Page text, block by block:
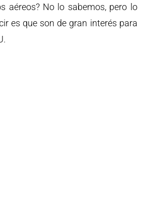
aéreos? No lo sabemos, pero lo
es que son de gran interés para